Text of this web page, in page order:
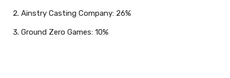
Ainstry Casting Company: 26%
Ground Zero Games: 10%